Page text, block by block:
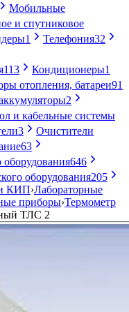
Мобильные
и спутниковое
1 Телефония32
113 Кондиционеры1
отопления, батареи91
2
и кабельные системы
3
Очистители
63
646
оборудования205
КИП›Лабораторные
приборы›Термометр
ТЛС 2